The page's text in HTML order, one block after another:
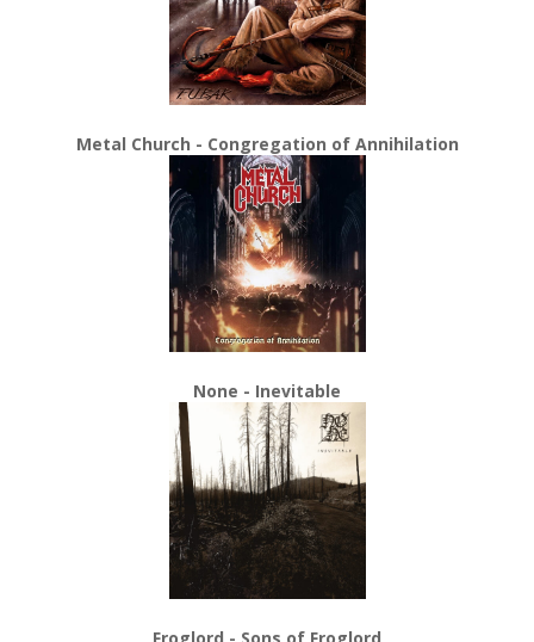
Metal Church - Congregation of Annihilation
None - Inevitable